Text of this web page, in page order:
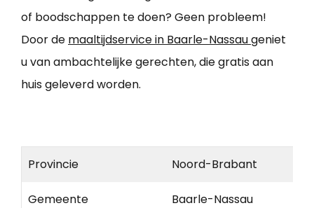
of boodschappen te doen? Geen probleem!
Door de maaltijdservice in Baarle-Nassaugeniet
u van ambachtelijke gerechten, die gratis aan
huis geleverd worden.
Provincie Noord-Brabant
Gemeente Baarle-Nassau